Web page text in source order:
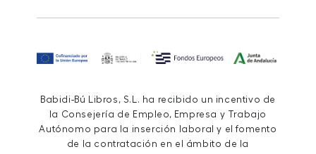
Babidi-Bú Libros, S.L. ha recibido un incentivo de
la Consejería de Empleo, Empresa y Trabajo
Autónomo para la inserción laboral y el fomento
de la contratación en el ámbito de la